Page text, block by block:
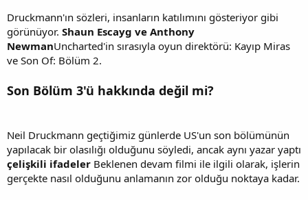
Druckmann'ın sözleri, insanların katılımını gösteriyor gibi
görünüyor. Shaun Escayg ve Anthony
NewmanUncharted'in sırasıyla oyun direktörü: Kayıp Miras
ve Son Of: Bölüm 2.
Son Bölüm 3'ü hakkında değil mi?
Neil Druckmann geçtiğimiz günlerde US'un son bölümünün
yapılacak bir olasılığı olduğunu söyledi, ancak aynı yazar yaptı
çelişkili ifadeler Beklenen devam filmi ile ilgili olarak, işlerin
gerçekte nasıl olduğunu anlamanın zor olduğu noktaya kadar.